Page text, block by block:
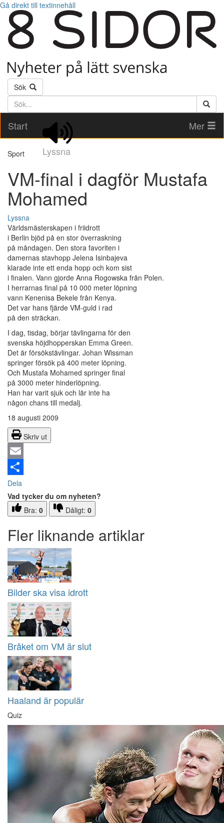
Gå direkt till textinnehåll
Sök
Söktext
Start
Lyssna
Mer
Sport
VM-final i dagför Mustafa
Mohamed
Lyssna
Världsmästerskapen i friidrott
i Berlin bjöd på en stor överraskning
på måndagen. Den stora favoriten i
damernas stavhopp Jelena Isinbajeva
klarade inte ett enda hopp och kom sist
i finalen. Vann gjorde Anna Rogowska från Polen.
I herrarnas final på 10 000 meter löpning
vann Kenenisa Bekele från Kenya.
Det var hans fjärde VM-guld i rad
på den sträckan.
I dag, tisdag, börjar tävlingarna för den
svenska höjdhopperskan Emma Green.
Det är försökstävlingar. Johan Wissman
springer försök på 400 meter löpning.
Och Mustafa Mohamed springer final
på 3000 meter hinderlöpning.
Han har varit sjuk och lär inte ha
någon chans till medalj.
18 augusti 2009
Skriv ut
Email
Dela
Vad tycker du om nyheten?
Bra: 0 Dåligt: 0
Fler liknande artiklar
Bilder ska visa idrott
Bråket om VM är slut
Haaland är populär
Quiz